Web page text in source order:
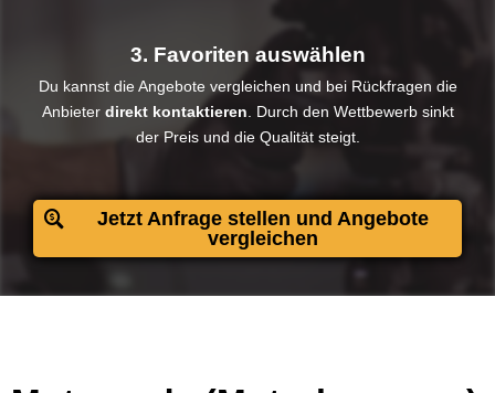
3. Favoriten auswählen
Du kannst die Angebote vergleichen und bei Rückfragen die
Anbieter direkt kontaktieren . Durch den Wettbewerb sinkt
der Preis und die Qualität steigt.​
Jetzt Anfrage stellen und Angebote
vergleichen